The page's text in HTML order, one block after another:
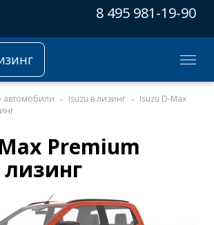
8 495 981-19-90
автомобили Isuzu в лизинг
Isuzu D-Max
Premium